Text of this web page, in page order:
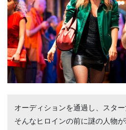
オーディションを通過し、スター
そんなヒロインの前に謎の人物